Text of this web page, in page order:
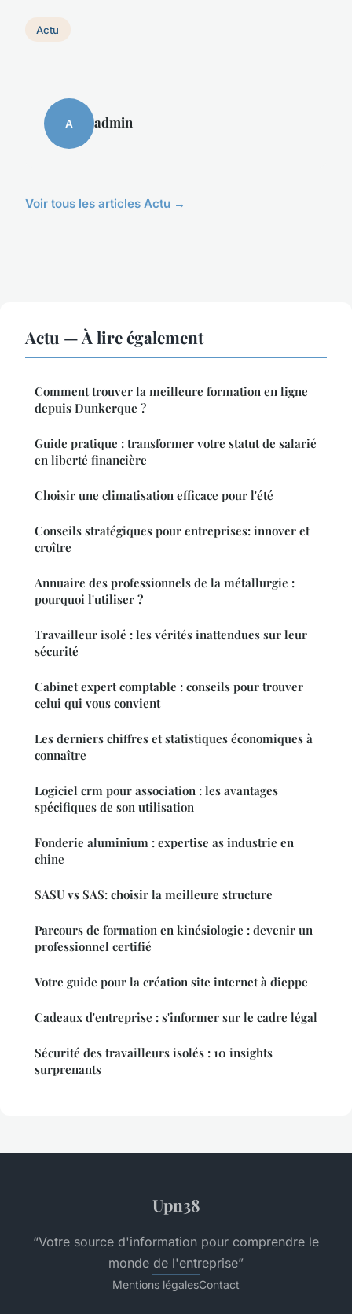
Actu
A admin
Voir tous les articles Actu →
Actu — À lire également
Comment trouver la meilleure formation en ligne
depuis Dunkerque ?
Guide pratique : transformer votre statut de salarié
en liberté financière
Choisir une climatisation efficace pour l'été
Conseils stratégiques pour entreprises: innover et
croître
Annuaire des professionnels de la métallurgie :
pourquoi l'utiliser ?
Travailleur isolé : les vérités inattendues sur leur
sécurité
Cabinet expert comptable : conseils pour trouver
celui qui vous convient
Les derniers chiffres et statistiques économiques à
connaître
Logiciel crm pour association : les avantages
spécifiques de son utilisation
Fonderie aluminium : expertise as industrie en
chine
SASU vs SAS: choisir la meilleure structure
Parcours de formation en kinésiologie : devenir un
professionnel certifié
Votre guide pour la création site internet à dieppe
Cadeaux d'entreprise : s'informer sur le cadre légal
Sécurité des travailleurs isolés : 10 insights
surprenants
Upn38
“Votre source d'information pour comprendre le
monde de l'entreprise”
Mentions légalesContact